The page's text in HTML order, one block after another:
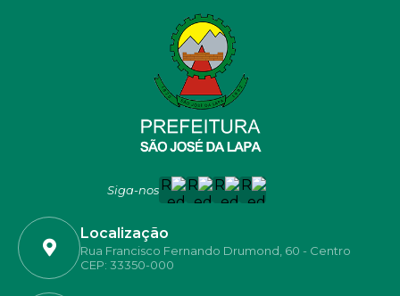
Siga-nos
Localização
Rua Francisco Fernando Drumond, 60 - Centro
CEP: 33350-000